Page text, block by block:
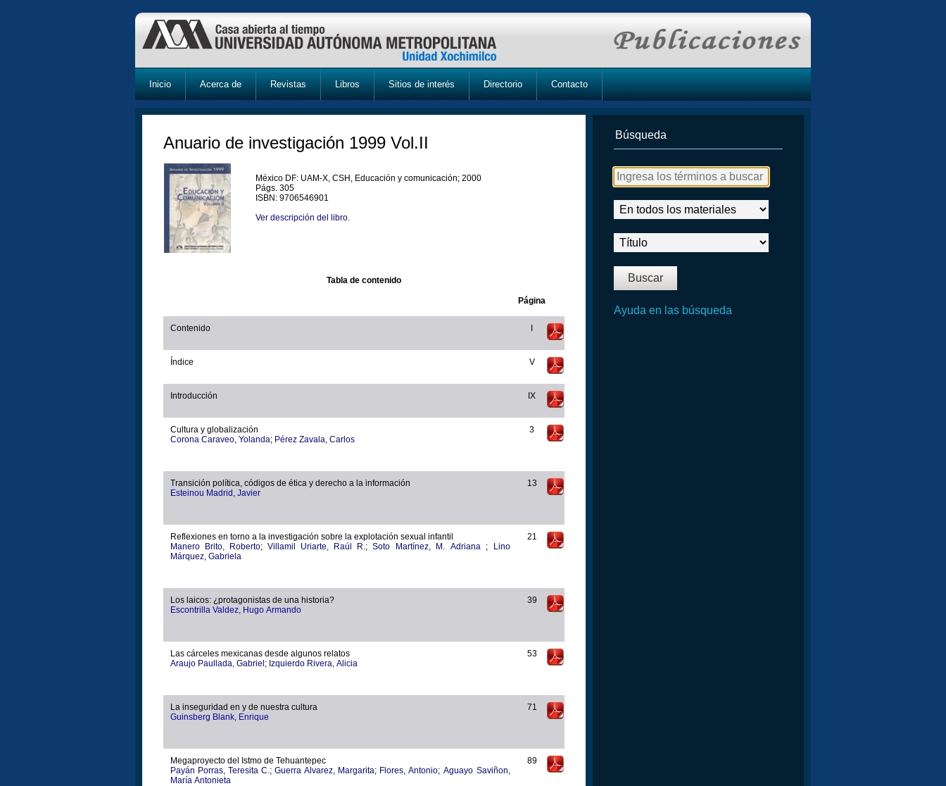
Inicio Acerca de Revistas Libros Sitios de interés Directorio Contacto
Anuario de investigación 1999 Vol.II
México DF: UAM-X, CSH, Educación y comunicación; 2000
Págs. 305
ISBN: 9706546901
Ver descripción del libro.
Tabla de contenido
Página
Contenido I
Índice V
Introducción IX
Cultura y globalización
Corona Caraveo, Yolanda; Pérez Zavala, Carlos
3
Transición política, códigos de ética y derecho a la información
Esteinou Madrid, Javier
13
Reflexiones en torno a la investigación sobre la explotación sexual infantil
Manero Brito, Roberto; Villamil Uriarte, Raúl R. ; Soto Martínez, M. Adriana ; Lino
Márquez, Gabriela
21
Los laicos: ¿protagonistas de una historia?
Escontrilla Valdez, Hugo Armando
39
Las cárceles mexicanas desde algunos relatos
Araujo Paullada, Gabriel; Izquierdo Rivera, Alicia
53
La inseguridad en y de nuestra cultura
Guinsberg Blank, Enrique
71
Megaproyecto del Istmo de Tehuantepec
Payán Porras, Teresita C. ; Guerra Alvarez, Margarita; Flores, Antonio; Aguayo Saviñon,
María Antonieta
89
Búsqueda
Ayuda en las búsqueda